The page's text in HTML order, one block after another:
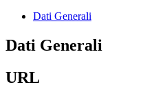
Dati Generali
Dati Generali
URL